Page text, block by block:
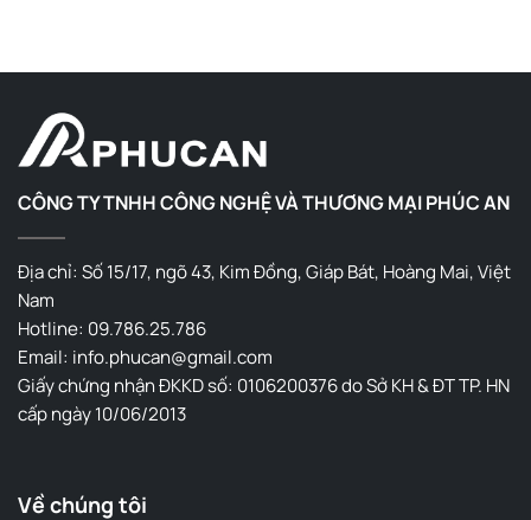
CÔNG TY TNHH CÔNG NGHỆ VÀ THƯƠNG MẠI PHÚC AN
Địa chỉ: Số 15/17, ngõ 43, Kim Đồng, Giáp Bát, Hoàng Mai, Việt
Nam
Hotline: 09.786.25.786
Email: info.phucan@gmail.com
Giấy chứng nhận ĐKKD số: 0106200376 do Sở KH & ĐT TP. HN
cấp ngày 10/06/2013
Về chúng tôi